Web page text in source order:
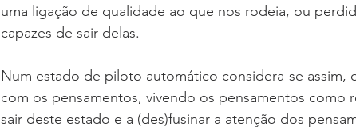
uma ligação de qualidade ao que nos rodeia, ou
capazes de sair delas.
Num estado de piloto automático considera-se assim,
com os pensamentos, vivendo os pensamentos como
sair deste estado e a (des)fusinar a atenção dos